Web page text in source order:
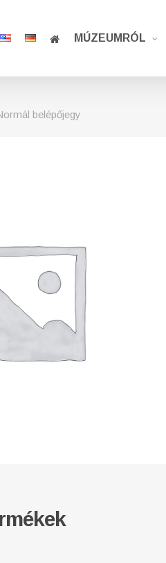
MÚZEUMRÓL
belépőjegy